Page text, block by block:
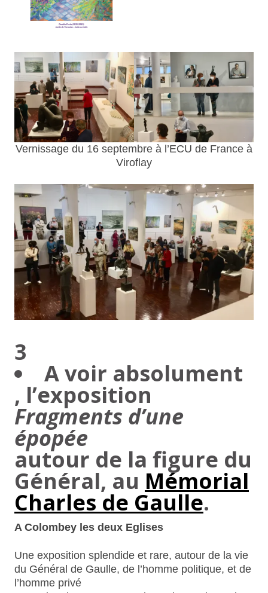
Vernissage du 16 septembre à l’ECU de France à
Viroflay
3
A voir absolument
, l’exposition
Fragments d’une
épopée
autour de la figure du
Général, au Mémorial
Charles de Gaulle.
A Colombey les deux Eglises
Une exposition splendide et rare, autour de la vie
du Général de Gaulle, de l’homme politique, et de
l’homme privé